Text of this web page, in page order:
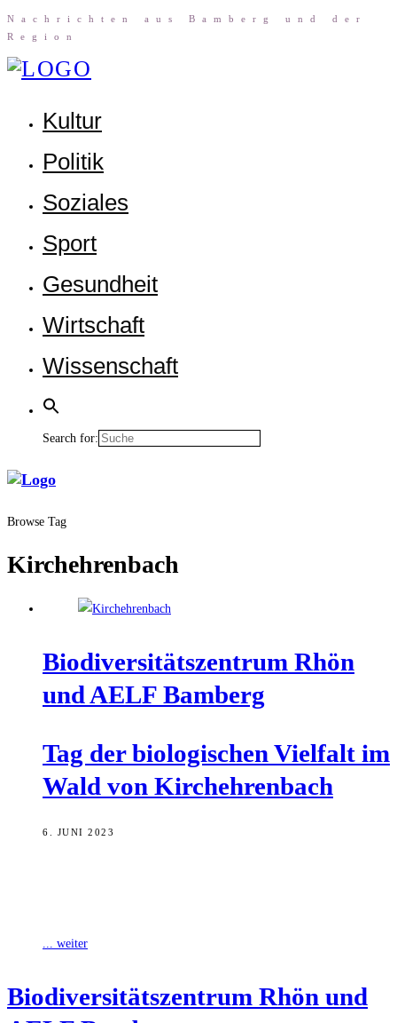
Nach­rich­ten aus Bam­berg und der
Region
Kul­tur
Poli­tik
Sozia­les
Sport
Gesund­heit
Wirt­schaft
Wis­sen­schaft
Search for:
Browse Tag
Kirchehrenbach
Bio­di­ver­si­täts­zen­trum Rhön
und AELF Bamberg
Tag der bio­lo­gi­schen Viel­falt im
Wald von Kirchehrenbach
6. JUNI 2023
... weiter
Bio­di­ver­si­täts­zen­trum Rhön und